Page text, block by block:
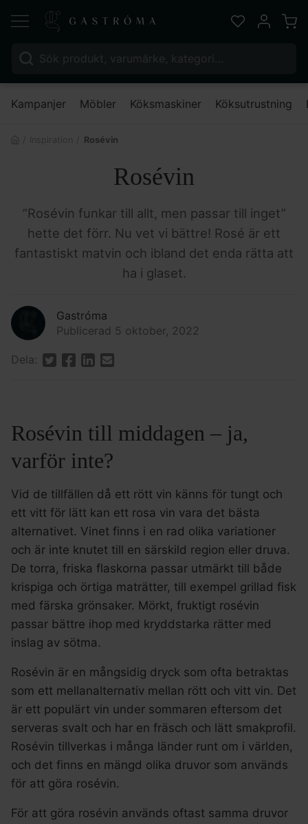
Sök efter:
Favoriter
Mitt
Kampanjer Möbler Köksmaskiner Köksutrustning
Rosévin
Rosévin
”Rosévin funkar till allt, men passar till inget”
hette det förr. Nu vet vi bättre! Rosé är ett
fantastiskt matvin och ibland det enda rätta att
ha i glaset.
Gastróma
Publicerad 5 oktober, 2022
Dela:
Rosévin till middagen – ja,
varför inte?
Vid de tillfällen då ett rött vin känns för tungt och
ett vitt för lätt kan ett rosa vin vara det bästa
alternativet. Vinet finns i en rad olika variationer
och är inte knutet till en särskild region eller druva.
De torra, friska flaskorna passar utmärkt till både
krispiga och örtiga maträtter, till exempel grillad fisk
med färska grönsaker. Mörkt, fruktigt rosévin
passar bättre ihop med kryddstarka rätter med
inslag av sötma.
Rosévin är en mångsidig dryck som ofta betraktas
som ett mellanalternativ mellan rött och vitt vin. Det
är ett populärt vin under sommaren eftersom det
serveras svalt och har en fräsch och lätt smakprofil.
Rosévin tillverkas i många länder runt om i världen,
och det finns en mängd olika druvor som används
för att göra rosévin.
För att göra rosévin används oftast samma druvor